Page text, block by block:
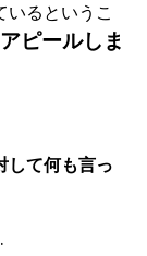
いるというこ
ピールしま
して何も言っ